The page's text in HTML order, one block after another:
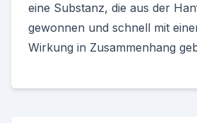
eine Substanz, die aus der
gewonnen und schnell mit
Wirkung in Zusammenhang